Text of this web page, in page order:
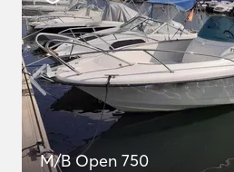
M/B Open 750